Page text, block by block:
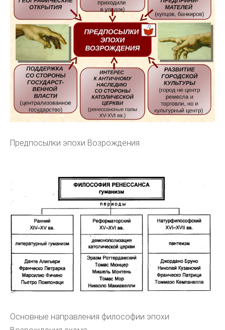
Предпосылки эпохи Возрождения
Основные направления философии эпохи